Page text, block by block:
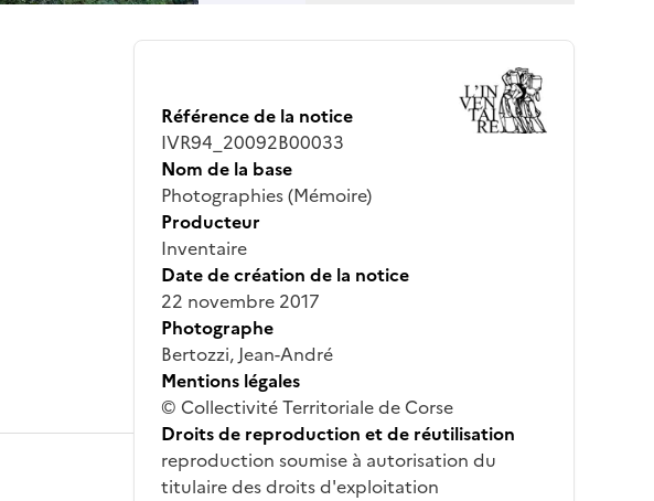
Référence de la notice
IVR94_20092B00033
Nom de la base
Photographies (Mémoire)
Producteur
Inventaire
Date de création de la notice
22 novembre 2017
Photographe
Bertozzi, Jean-André
Mentions légales
© Collectivité Territoriale de Corse
Droits de reproduction et de réutilisation
reproduction soumise à autorisation du
titulaire des droits d'exploitation